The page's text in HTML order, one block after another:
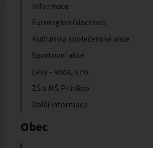
Informace
Euroregion Glacensis
Kulturní a společenské akce
Sportovní akce
Lesy – voda, s.r.o.
ZŠ a MŠ Pilníkov
Další informace
Obec